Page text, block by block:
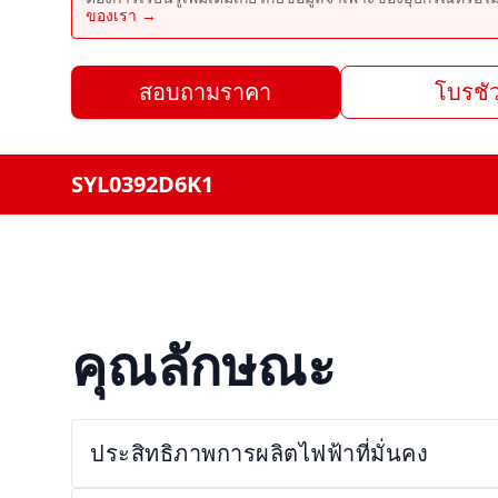
ของเรา →
สอบถามราคา โบรชั
SYL0392D6K1
คุณลักษณะ
ประสิทธิภาพการผลิตไฟฟ้าที่มั่นคง